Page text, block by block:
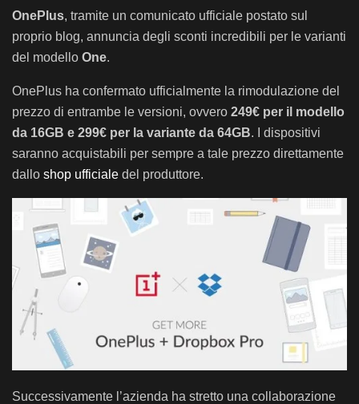
OnePlus, tramite un comunicato ufficiale postato sul
proprio blog, annuncia degli sconti incredibili per le varianti
del modello One.
OnePlus ha confermato ufficialmente la rimodulazione del
prezzo di entrambe le versioni, ovvero 249€ per il modello
da 16GB e 299€ per la variante da 64GB. I dispositivi
saranno acquistabili per sempre a tale prezzo direttamente
dallo shop ufficiale del produttore.
Successivamente l’azienda ha stretto una collaborazione